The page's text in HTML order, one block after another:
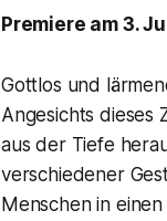
Premiere am 3.
Gottlos und
Angesichts dieses
aus der Tiefe
verschiedener
Menschen in